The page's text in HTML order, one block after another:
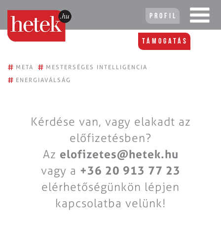
Profil
Támogatás
# META # MESTERSÉGES INTELLIGENCIA
# ENERGIAVÁLSÁG
Kérdése van, vagy elakadt az
előfizetésben?
Az elofizetes@hetek.hu
vagy a +36 20 913 77 23
elérhetőségünkön lépjen
kapcsolatba velünk!